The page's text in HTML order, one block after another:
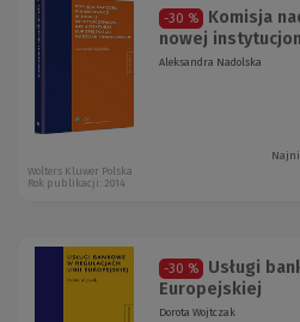
-30 %
Komisja
nowej
Aleksandra Nadolska
Wolters Kluwer Polska
Rok publikacji: 2014
-30 %
Usługi
Europejskiej
Dorota Wojtczak